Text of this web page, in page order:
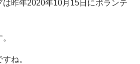
は昨年2020年10月15日にボランテ
ね。